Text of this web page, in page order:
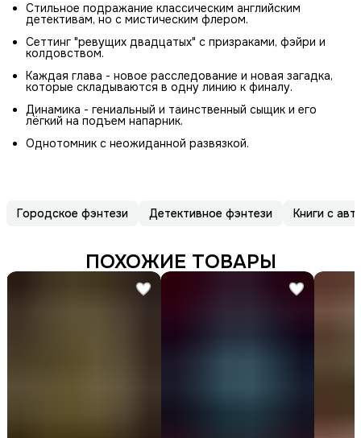
Стильное подражание классическим английским
детективам, но с мистическим флером.
Сеттинг "ревущих двадцатых" с призраками, фэйри и
колдовством.
Каждая глава - новое расследование и новая загадка,
которые складываются в одну линию к финалу.
Динамика - гениальный и таинственный сыщик и его
лёгкий на подъем напарник.
Однотомник с неожиданной развязкой.
Городское фэнтези Детективное фэнтези Книги с
ПОХОЖИЕ ТОВАРЫ